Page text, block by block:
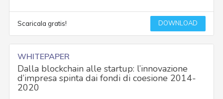
Scaricala gratis! DOWNLOAD
WHITEPAPER
Dalla blockchain alle startup: l’innovazione
d’impresa spinta dai fondi di coesione 2014-
2020